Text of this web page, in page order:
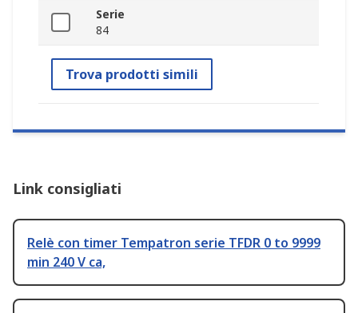
Serie
84
Trova prodotti simili
Link consigliati
Relè con timer Tempatron serie TFDR 0 to 9999
min 240 V ca,